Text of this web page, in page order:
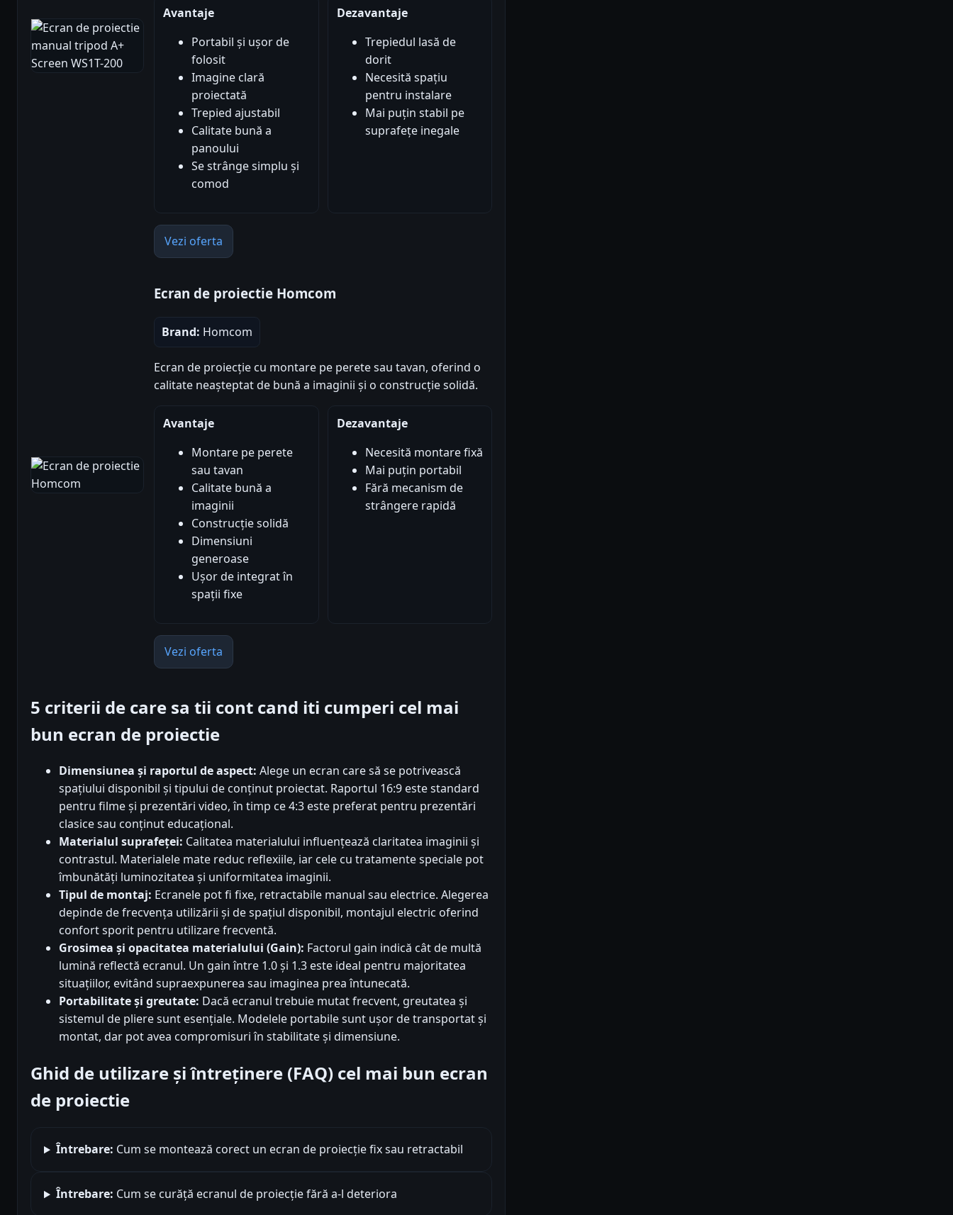
Avantaje
Portabil și ușor de
folosit
Imagine clară
proiectată
Trepied ajustabil
Calitate bună a
panoului
Se strânge simplu și
comod
Dezavantaje
Trepiedul lasă de
dorit
Necesită spațiu
pentru instalare
Mai puțin stabil pe
suprafețe inegale
Vezi oferta
Ecran de proiectie Homcom
Brand: Homcom
Ecran de proiecție cu montare pe perete sau tavan, oferind o
calitate neașteptat de bună a imaginii și o construcție solidă.
Avantaje
Montare pe perete
sau tavan
Calitate bună a
imaginii
Construcție solidă
Dimensiuni
generoase
Ușor de integrat în
spații fixe
Dezavantaje
Necesită montare fixă
Mai puțin portabil
Fără mecanism de
strângere rapidă
Vezi oferta
5 criterii de care sa tii cont cand iti cumperi cel mai
bun ecran de proiectie
Dimensiunea și raportul de aspect: Alege un ecran care să se potrivească
spațiului disponibil și tipului de conținut proiectat. Raportul 16:9 este standard
pentru filme și prezentări video, în timp ce 4:3 este preferat pentru prezentări
clasice sau conținut educațional.
Materialul suprafeței: Calitatea materialului influențează claritatea imaginii și
contrastul. Materialele mate reduc reflexiile, iar cele cu tratamente speciale pot
îmbunătăți luminozitatea și uniformitatea imaginii.
Tipul de montaj: Ecranele pot fi fixe, retractabile manual sau electrice. Alegerea
depinde de frecvența utilizării și de spațiul disponibil, montajul electric oferind
confort sporit pentru utilizare frecventă.
Grosimea și opacitatea materialului (Gain): Factorul gain indică cât de multă
lumină reflectă ecranul. Un gain între 1.0 și 1.3 este ideal pentru majoritatea
situațiilor, evitând supraexpunerea sau imaginea prea întunecată.
Portabilitate și greutate: Dacă ecranul trebuie mutat frecvent, greutatea și
sistemul de pliere sunt esențiale. Modelele portabile sunt ușor de transportat și
montat, dar pot avea compromisuri în stabilitate și dimensiune.
Ghid de utilizare și întreținere (FAQ) cel mai bun ecran
de proiectie
Întrebare: Cum se montează corect un ecran de proiecție fix sau retractabil
Întrebare: Cum se curăță ecranul de proiecție fără a-l deteriora